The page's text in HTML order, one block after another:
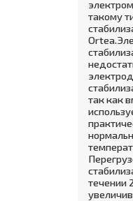
такому
так как
течении